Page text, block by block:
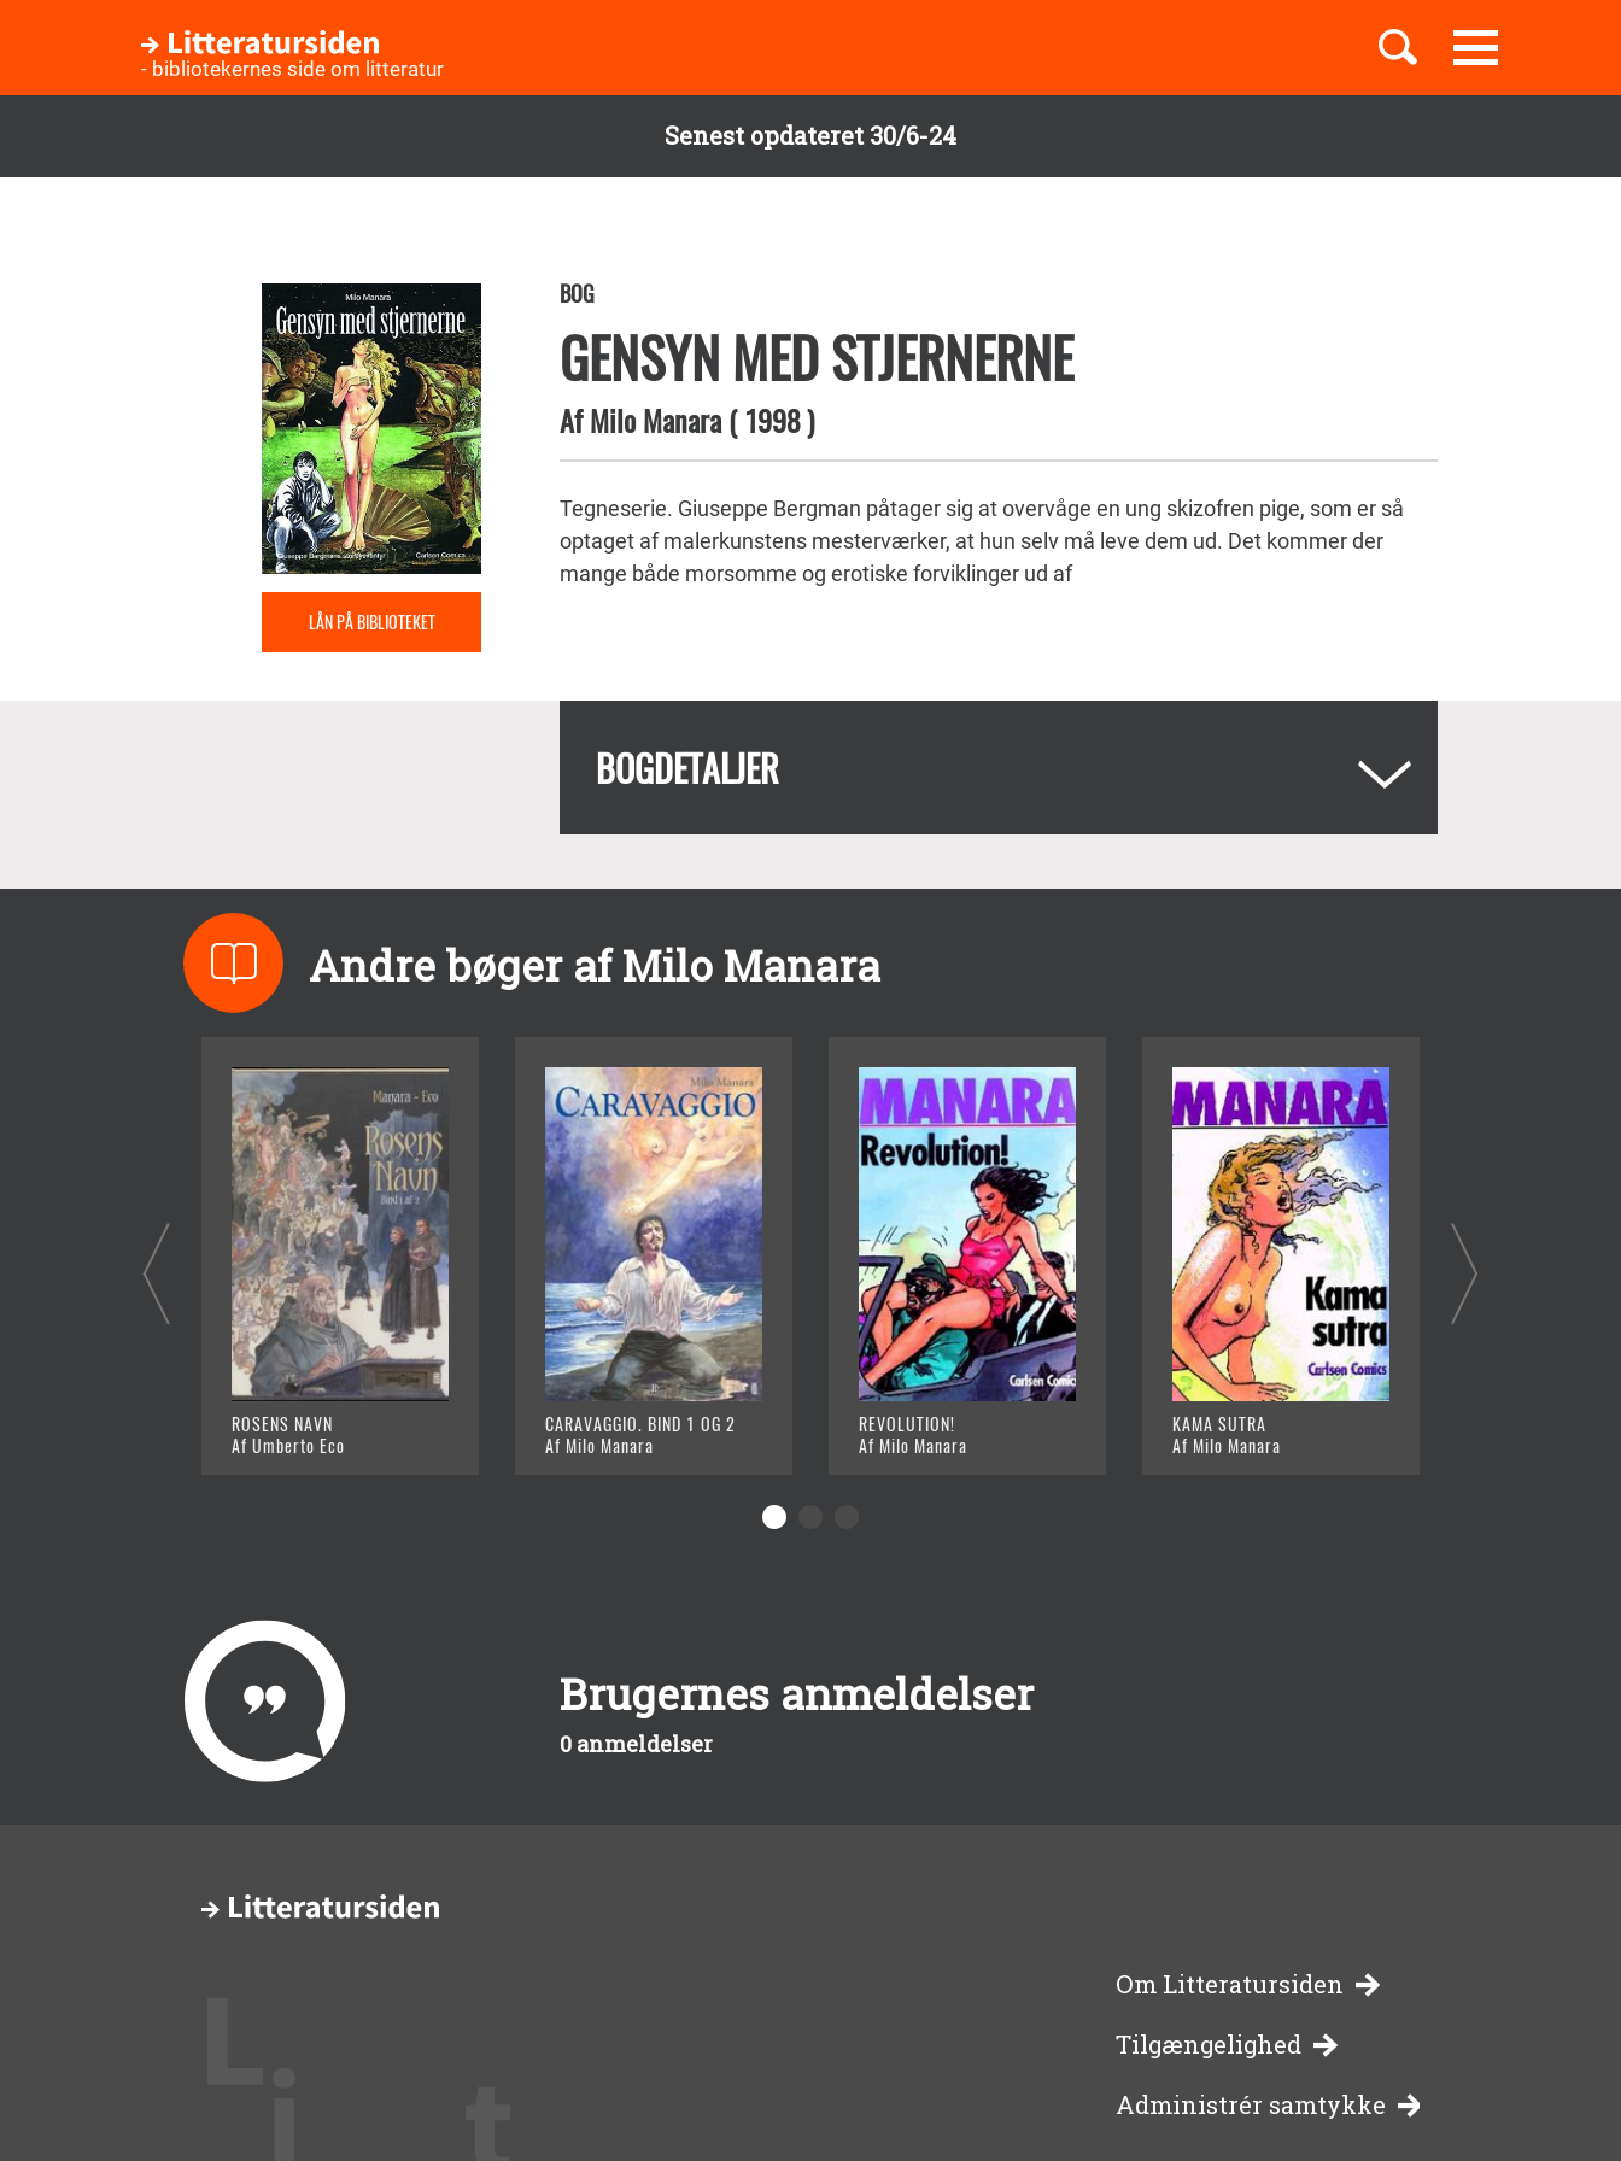
Senest opdateret 30/6-24
Toggle
navigation
- bibliotekernes side om litteratur
Børnebøger
Temaer
LÅN PÅ BIBLIOTEKET
BOG
GENSYN MED STJERNERNE
AfMilo Manara(1998)
Tegneserie. Giuseppe Bergman påtager sig at overvåge en ung skizofren pige, som er så
optaget af malerkunstens mesterværker, at hun selv må leve dem ud. Det kommer der
mange både morsomme og erotiske forviklinger ud af
BOGDETALJER
Andre bøger af Milo Manara
ROSENS NAVN
Af Umberto Eco
CARAVAGGIO. BIND 1 OG 2
Af Milo Manara
REVOLUTION!
Af Milo Manara
KAMA SUTRA
Af Milo Manara
Brugernes anmeldelser
0 anmeldelser
-
bibliotekernes
Om Litteratursiden
Tilgængelighed
Administrér samtykke